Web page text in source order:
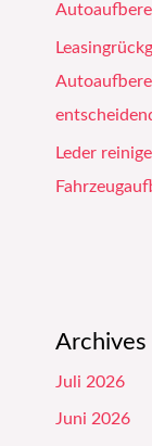
Leder
Archives
Juli 2026
Juni 2026